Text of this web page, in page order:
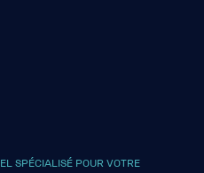
SPÉCIALISÉ POUR VOTRE